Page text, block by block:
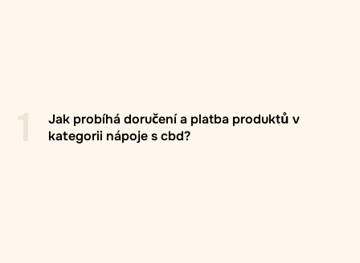
Jak probíhá doručení a platba produktů v
kategorii nápoje s cbd?